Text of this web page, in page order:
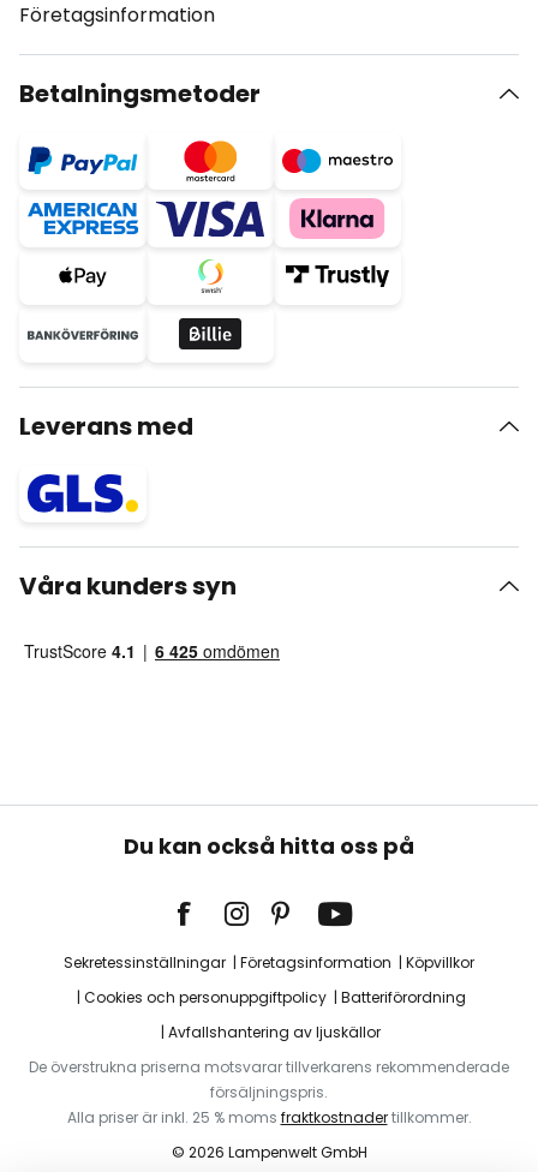
Företagsinformation
Betalningsmetoder
Leverans med
Våra kunders syn
Du kan också hitta oss på
Sekretessinställningar Företagsinformation
Köpvillkor
Cookies och personuppgiftpolicy
Batteriförordning
Avfallshantering av ljuskällor
De överstrukna priserna motsvarar tillverkarens rekommenderade
försäljningspris.
Alla priser är inkl. 25 % moms fraktkostnadertillkommer.
© 2026 Lampenwelt GmbH